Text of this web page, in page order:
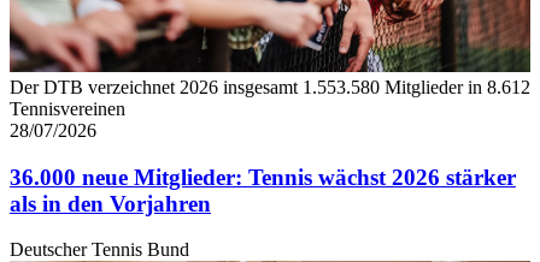
Der DTB verzeichnet 2026 insgesamt 1.553.580 Mitglieder in 8.612
Tennisvereinen
28/07/2026
36.000 neue Mitglieder: Tennis wächst 2026 stärker
als in den Vorjahren
Deutscher Tennis Bund